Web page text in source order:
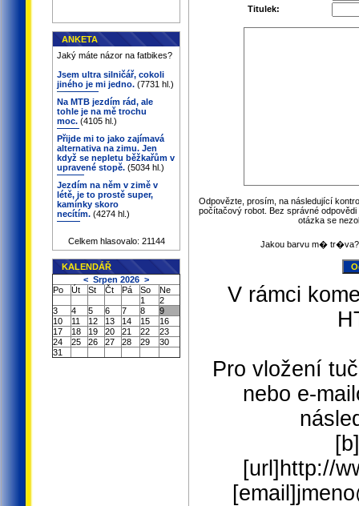
ANKETA
Jaký máte názor na fatbikes?
Jsem ultra silničář, cokoli
jiného je mi jedno. (7731 hl.)
Na MTB jezdím rád, ale
tohle je na mě trochu
moc. (4105 hl.)
Přijde mi to jako zajímavá
alternativa na zimu. Jen
když se nepletu běžkařům v
upravené stopě. (5034 hl.)
Jezdím na něm v zimě v
létě, je to prostě super,
kamínky skoro
necítím. (4274 hl.)
Celkem hlasovalo: 21144
KALENDÁŘ
< Srpen 2026 >
Po
Út St Čt Pá So
Ne
1
2
3
4 5 6 7 8
9
10
11 12 13 14 15
16
17
18 19 20 21 22
23
24
25 26 27 28 29
30
31
Titulek:
Odpovězte, prosím, na následující
počítačový robot. Bez správné
otázka se
Jakou barvu m� tr�va?
V rámci
Pro vložení
nebo e-
[url]http://